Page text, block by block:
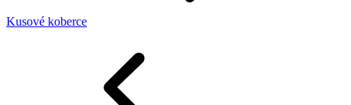
Kusové koberce